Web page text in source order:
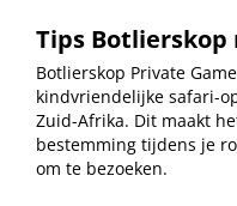
Tips
Botlierskop Private
kindvriendelijke safari-
Zuid-Afrika. Dit maakt
bestemming tijdens je
om te bezoeken.